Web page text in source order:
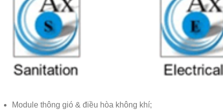
Module thông gió & điều hòa không khí;